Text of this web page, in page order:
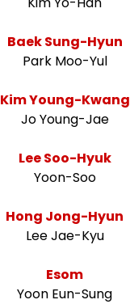
Baek Sung-Hyun
Park Moo-Yul
Kim Young-Kwang
Jo Young-Jae
Lee Soo-Hyuk
Yoon-Soo
Hong Jong-Hyun
Lee Jae-Kyu
Esom
Yoon Eun-Sung